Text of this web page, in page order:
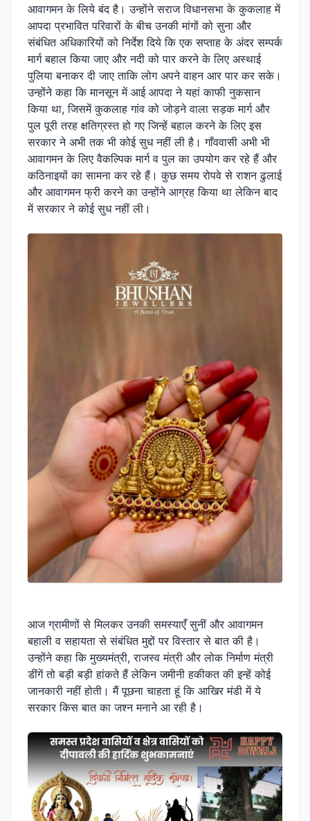
आवागमन के लिये बंद है। उन्होंने सराज विधानसभा के कुकलाह में
आपदा प्रभावित परिवारों के बीच उनकी मांगों को सुना और
संबंधित अधिकारियों को निर्देश दिये कि एक सप्ताह के अंदर सम्पर्क
मार्ग बहाल किया जाए और नदी को पार करने के लिए अस्थाई
पुलिया बनाकर दी जाए ताकि लोग अपने वाहन आर पार कर सके।
उन्होंने कहा कि मानसून में आई आपदा ने यहां काफी नुकसान
किया था, जिसमें कुकलाह गांव को जोड़ने वाला सड़क मार्ग और
पुल पूरी तरह क्षतिग्रस्त हो गए जिन्हें बहाल करने के लिए इस
सरकार ने अभी तक भी कोई सुध नहीं ली है। गाँववासी अभी भी
आवागमन के लिए वैकल्पिक मार्ग व पुल का उपयोग कर रहे हैं और
कठिनाइयों का सामना कर रहे हैं। कुछ समय रोपवे से राशन ढुलाई
और आवागमन फ्री करने का उन्होंने आग्रह किया था लेकिन बाद
में सरकार ने कोई सुध नहीं ली।
आज ग्रामीणों से मिलकर उनकी समस्याएँ सुनीं और आवागमन
बहाली व सहायता से संबंधित मुद्दों पर विस्तार से बात की है।
उन्होंने कहा कि मुख्यमंत्री, राजस्व मंत्री और लोक निर्माण मंत्री
डींगें तो बड़ी बड़ी हांकते हैं लेकिन जमीनी हकीकत की इन्हें कोई
जानकारी नहीं होती। मैं पूछना चाहता हूं कि आखिर मंडी में ये
सरकार किस बात का जश्न मनाने आ रही है।